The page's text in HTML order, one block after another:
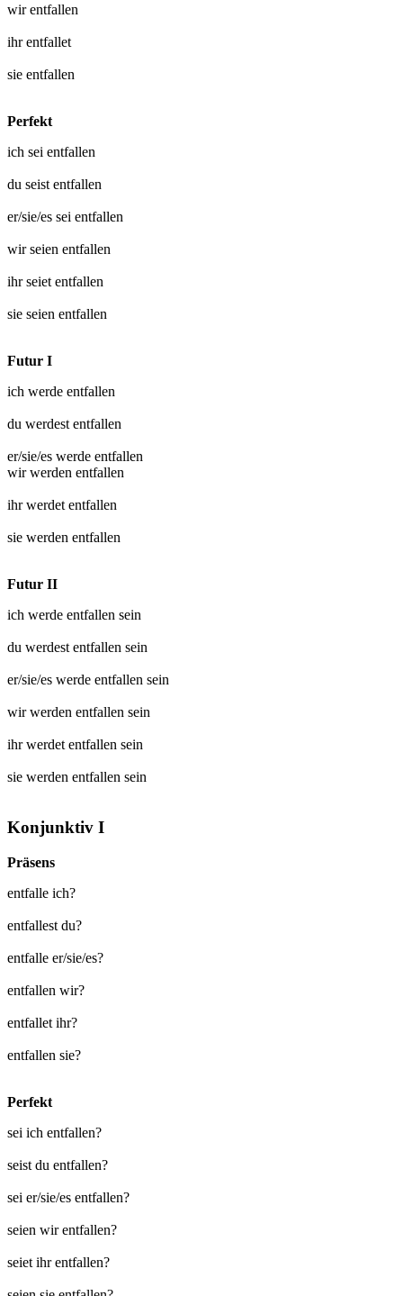
wirentfallen
ihrentfallet
sie entfallen
Perfekt
ich sei entfallen
du seist entfallen
er/sie/es sei entfallen
wir seien entfallen
ihr seiet entfallen
sie seien entfallen
Futur I
ich werde entfallen
du werdest entfallen
er/sie/es werde entfallen
wir werden entfallen
ihr werdet entfallen
sie werden entfallen
Futur II
ich werde entfallen sein
du werdest entfallen sein
er/sie/es werde entfallen sein
wir werden entfallen sein
ihr werdet entfallen sein
sie werden entfallen sein
Konjunktiv I
Präsens
entfalle ich?
entfallest du?
entfalle er/sie/es?
entfallen wir?
entfallet ihr?
entfallen sie?
Perfekt
sei ich entfallen?
seist du entfallen?
sei er/sie/es entfallen?
seien wir entfallen?
seiet ihr entfallen?